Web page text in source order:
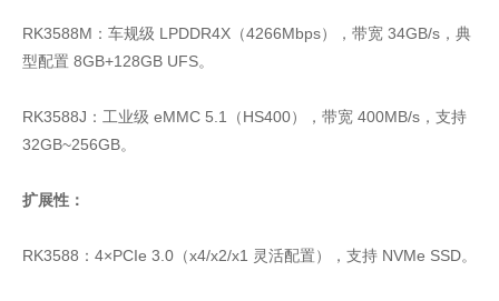
RK3588M：车规级 LPDDR4X（4266Mbps），带宽 34GB/s，典
型配置 8GB+128GB UFS。
RK3588J：工业级 eMMC 5.1（HS400），带宽 400MB/s，支持
32GB~256GB。
扩展性：
RK3588：4×PCIe 3.0（x4/x2/x1 灵活配置），支持 NVMe SSD。